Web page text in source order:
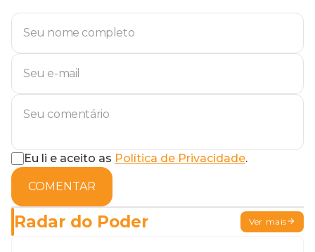
Eu li e aceito as Política de Privacidade.
COMENTAR
Radar do Poder Ver mais